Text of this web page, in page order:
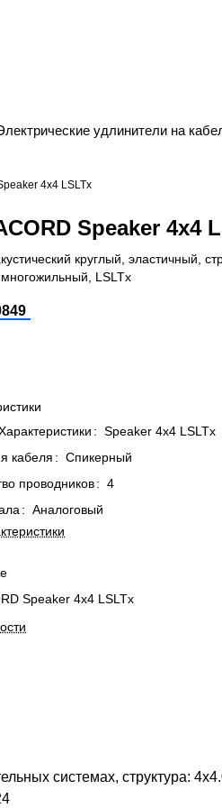
удлинители на
4x4 LSLTx
Speaker 4x4
круглый, эластичный,
LSLTx
: Speaker 4x4 LSLTx
кабеля : Спикерный
проводников: 4
: Аналоговый
Speaker 4x4 LSLTx
системах, структура: